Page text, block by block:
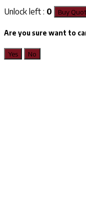
Unlock left : 0 Buy
Are you sure want to
Yes No